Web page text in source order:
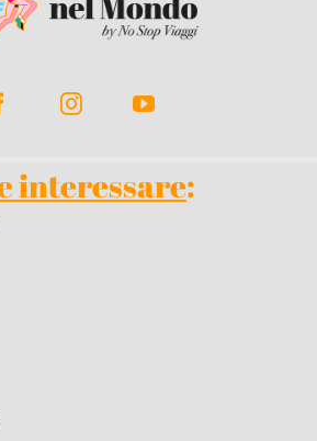
interessare: